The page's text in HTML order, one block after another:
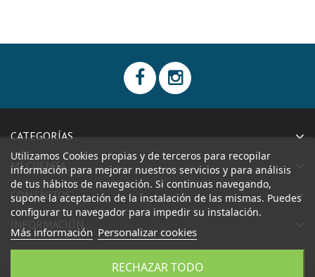
CATEGORÍAS
MI CUENTA
CONTACTOS
INFORMACIÓN
Utilizamos Cookies propias y de terceros para recopilar
información para mejorar nuestros servicios y para análisis
de tus hábitos de navegación. Si continuas navegando,
supone la aceptación de la instalación de las mismas. Puedes
configurar tu navegador para impedir su instalación.
Más información Personalizar cookies
RECHAZAR TODO